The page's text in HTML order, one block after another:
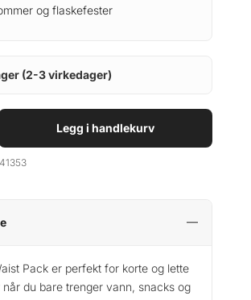
og flaskefester
(2-3 virkedager)
Legg i handlekurv
Pack er perfekt for korte og lette
du bare trenger vann, snacks og